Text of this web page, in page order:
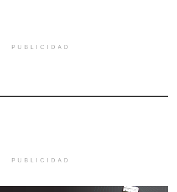
PUBLICIDAD
PUBLICIDAD